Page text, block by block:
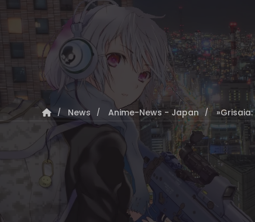
News Anime-News - Japan